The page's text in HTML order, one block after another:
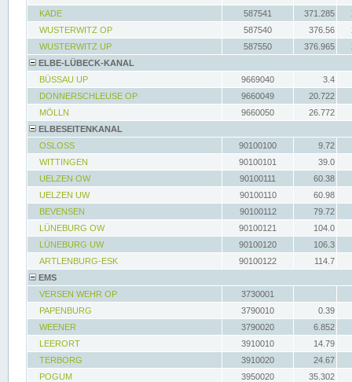
KADE
587541 371.285
WUSTERWITZ OP
587540 376.56
WUSTERWITZ UP
587550 376.965
ELBE-LÜBECK-KANAL
BÜSSAU UP
9669040
3.4
DONNERSCHLEUSE OP
9660049
20.722
MÖLLN
9660050
26.772
ELBESEITENKANAL
OSLOSS
90100100
9.72
WITTINGEN
90100101
39.0
UELZEN OW
90100111
60.38
UELZEN UW
90100110
60.98
BEVENSEN
90100112
79.72
LÜNEBURG OW
90100121
104.0
LÜNEBURG UW
90100120
106.3
ARTLENBURG-ESK
90100122
114.7
EMS
VERSEN WEHR OP
3730001
PAPENBURG
3790010
0.39
WEENER
3790020
6.852
LEERORT
3910010
14.79
TERBORG
3910020
24.67
POGUM
3950020
35.302